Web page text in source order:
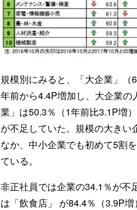
規模別にみると、「大企業」（
年前から4.4P増加し、大企業
業」は50.3％（1年前比3.1P増
が不足していた。規模の大き
なか、中小企業でも初めて5割
ている。
非正社員では企業の34.1％が不
は「飲食店」 が84.4％（3.9P